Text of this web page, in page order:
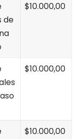
de
$10.000,00
$10.000,00
$10.000,00